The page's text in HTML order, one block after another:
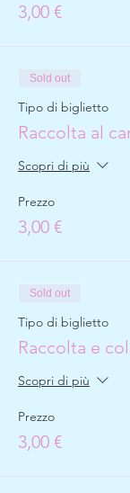
3,00 €
Sold out
Tipo di biglietto
Raccolta al
Scopri di più
Prezzo
3,00 €
Sold out
Tipo di biglietto
Raccolta e
Scopri di più
Prezzo
3,00 €